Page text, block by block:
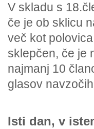
V skladu s
če je ob sklicu
več kot
sklepčen, če je
najmanj 10
glasov
Isti dan, v